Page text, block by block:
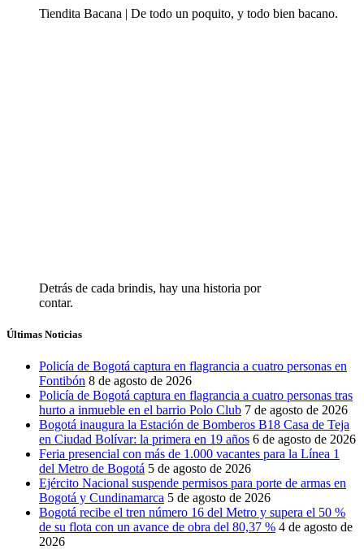
Tiendita Bacana | De todo un poquito, y todo bien bacano.
Detrás de cada brindis, hay una historia por
contar.
Últimas Noticias
Policía de Bogotá captura en flagrancia a cuatro personas en
Fontibón 8 de agosto de 2026
Policía de Bogotá captura en flagrancia a cuatro personas tras
hurto a inmueble en el barrio Polo Club 7 de agosto de 2026
Bogotá inaugura la Estación de Bomberos B18 Casa de Teja
en Ciudad Bolívar: la primera en 19 años 6 de agosto de 2026
Feria presencial con más de 1.000 vacantes para la Línea 1
del Metro de Bogotá 5 de agosto de 2026
Ejército Nacional suspende permisos para porte de armas en
Bogotá y Cundinamarca 5 de agosto de 2026
Bogotá recibe el tren número 16 del Metro y supera el 50 %
de su flota con un avance de obra del 80,37 % 4 de agosto de
2026